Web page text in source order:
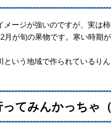
ージが強いのですが、実は
月が旬の果物です。寒い時期
いう地域で作られているり
てみんかっちゃ